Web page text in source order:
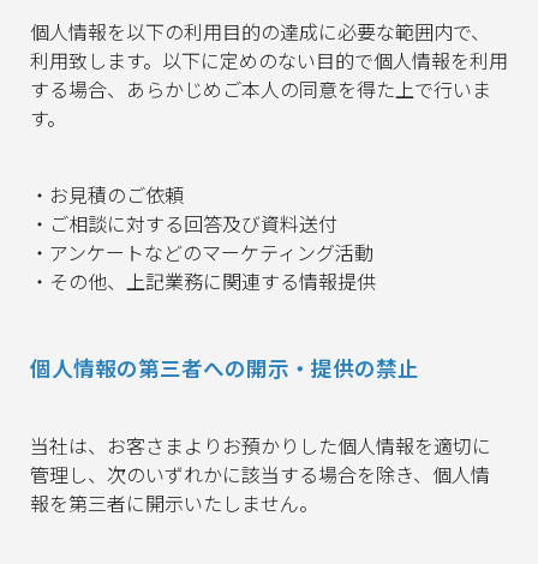
個人情報を以下の利用目的の達成に必要な範囲内で、
利用致します。以下に定めのない目的で個人情報を利用
する場合、あらかじめご本人の同意を得た上で行いま
す。
・お見積のご依頼
・ご相談に対する回答及び資料送付
・アンケートなどのマーケティング活動
・その他、上記業務に関連する情報提供
個人情報の第三者への開示・提供の禁止
当社は、お客さまよりお預かりした個人情報を適切に
管理し、次のいずれかに該当する場合を除き、個人情
報を第三者に開示いたしません。